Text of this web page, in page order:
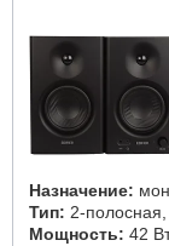
Назначение:
Тип: 2-полосная,
Мощность: 42